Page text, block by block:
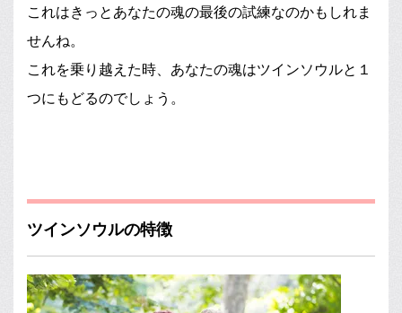
これはきっとあなたの魂の最後の試練なのかもしれま
せんね。
これを乗り越えた時、あなたの魂はツインソウルと１
つにもどるのでしょう。
ツインソウルの特徴